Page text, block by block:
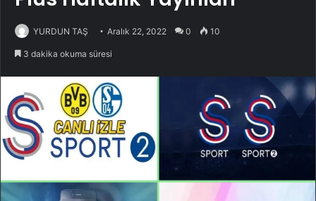
YURDUN TAŞ Aralık 22, 2022 0 10
3 dakika okuma süresi